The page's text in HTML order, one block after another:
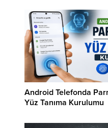
Android Telefonda
Yüz Tanıma Kurulumu